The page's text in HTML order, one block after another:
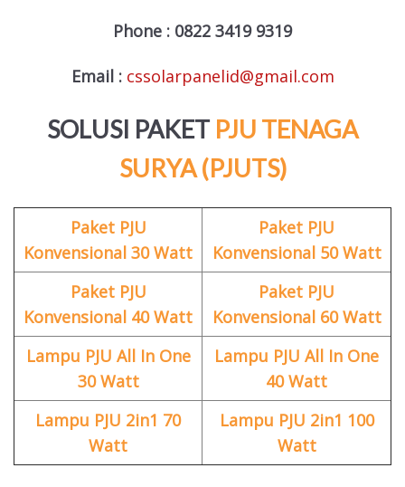
Phone : 0822 3419 9319
Email : cssolarpanelid@gmail.com
SOLUSI PAKET PJU TENAGA
SURYA (PJUTS)
Paket PJU
Konvensional 30 Watt
Paket PJU
Konvensional 50 Watt
Paket PJU
Konvensional 40 Watt
Paket PJU
Konvensional 60 Watt
Lampu PJU All In One
30 Watt
Lampu PJU All In One
40 Watt
Lampu PJU 2in1 70
Watt
Lampu PJU 2in1 100
Watt